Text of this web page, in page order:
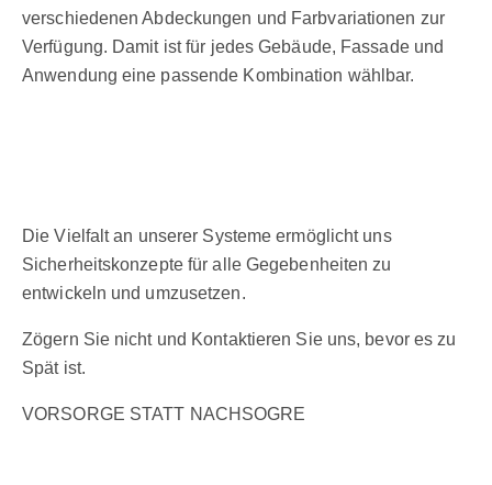
verschiedenen Abdeckungen und Farbvariationen zur
Verfügung. Damit ist für jedes Gebäude, Fassade und
Anwendung eine passende Kombination wählbar.
Die Vielfalt an unserer Systeme ermöglicht uns
Sicherheitskonzepte für alle Gegebenheiten zu
entwickeln und umzusetzen.
Zögern Sie nicht und Kontaktieren Sie uns, bevor es zu
Spät ist.
VORSORGE STATT NACHSOGRE